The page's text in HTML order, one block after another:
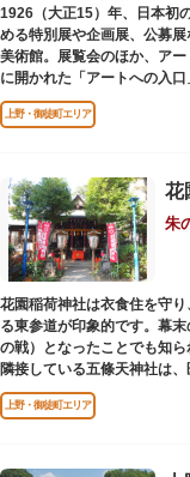
【和館大広間】
洋館に併置された名棟 梁大
りの和館で、当時は550坪に
冠婚葬祭などに使われていた
を一部踏襲している広大な
庭」をもつ近代庭園の初期
庭石などが見られ、煉瓦塀
す。
1926（大正15）年、日本初
める特別展や企画展、公募
美術館。展覧会のほか、ア
に開かれた「アートへの入
レストランやミュージアムシ
ンからは、美術館のプロム
能です（観覧料は展覧会に
料等の詳細は公式サイトをご
専門のスタッフに子供を預
ス「パパママデー（事前予
用のお湯のサービスもある
レンガ色のタイル張りの建
設計。
屋外には彫刻等の立体作品も
上野・御徒町エリア
花
朱
花園稲荷神社は衣食住を守
る東参道が印象的です。幕
の戦）となったことでも知ら
隣接している五條天神社は
祈願の参拝者が多く、相殿に
境内がつながっており、まる
すが、それぞれ別々の由緒
上野・御徒町エリア